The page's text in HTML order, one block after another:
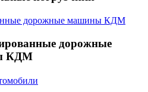
дорожные машины КДМ
дорожные
КДМ